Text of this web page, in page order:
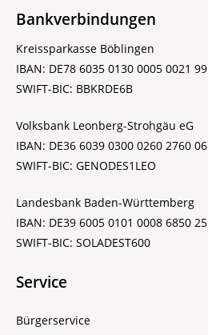
Bankverbindungen
Kreissparkasse Böblingen
IBAN: DE78 6035 0130 0005 0021 99
SWIFT-BIC: BBKRDE6B
Volksbank Leonberg-Strohgäu eG
IBAN: DE36 6039 0300 0260 2760 06
SWIFT-BIC: GENODES1LEO
Landesbank Baden-Württemberg
IBAN: DE39 6005 0101 0008 6850 25
SWIFT-BIC: SOLADEST600
Service
Bürgerservice